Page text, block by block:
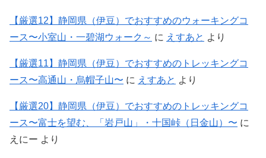
【厳選12】静岡県（伊豆）でおすすめのウォーキングコ
ース〜小室山・一碧湖ウォーク～ に えすあと より
【厳選11】静岡県（伊豆）でおすすめのトレッキングコ
ース〜高通山・烏帽子山〜 に えすあと より
【厳選20】静岡県（伊豆）でおすすめのトレッキングコ
ース〜富士を望む、「岩戸山」・十国峠（日金山）〜 に
えにー より